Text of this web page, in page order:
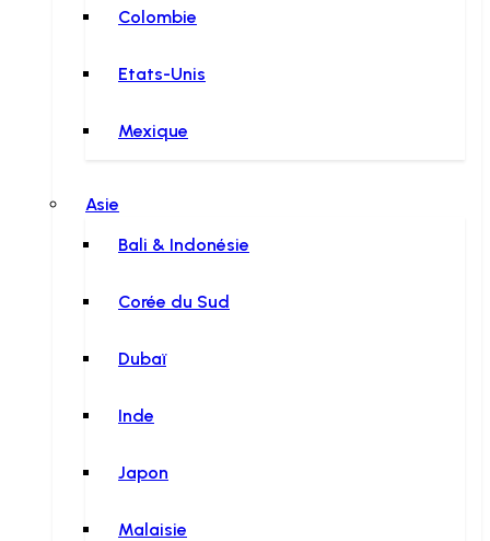
Colombie
Etats-Unis
Mexique
Asie
Bali & Indonésie
Corée du Sud
Dubaï
Inde
Japon
Malaisie